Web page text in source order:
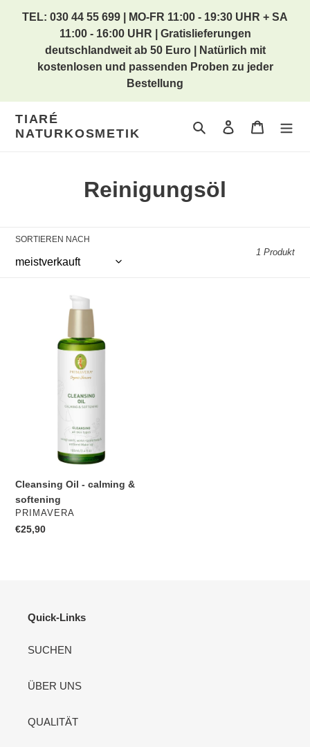
TEL: 030 44 55 699 | MO-FR 11:00 - 19:30 UHR + SA
11:00 - 16:00 UHR | Gratislieferungen
deutschlandweit ab 50 Euro | Natürlich mit
kostenlosen und passenden Proben zu jeder
Bestellung
TIARÉ
NATURKOSMETIK
Suchen Einloggen
K
t
g
o
r
i
e
:
Reinigungsöl
SORTIEREN NACH
1 Produkt
Cleansing Oil - calming &
softening
VERKÄUFER
PRIMAVERA
Normaler
€25,90
Quick-Links
SUCHEN
ÜBER UNS
QUALITÄT